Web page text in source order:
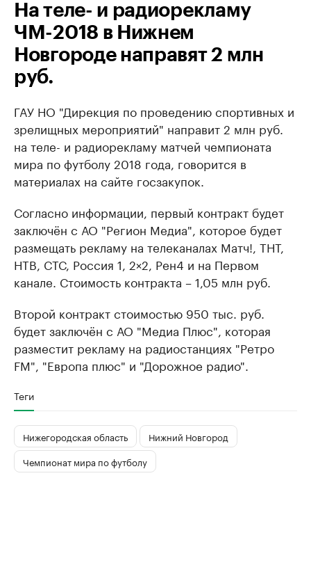
На теле- и радиорекламу
ЧМ-2018 в Нижнем
Новгороде направят 2 млн
руб.
ГАУ НО "Дирекция по проведению спортивных и
зрелищных мероприятий" направит 2 млн руб.
на теле- и радиорекламу матчей чемпионата
мира по футболу 2018 года, говорится в
материалах на сайте госзакупок.
Согласно информации, первый контракт будет
заключён с АО "Регион Медиа", которое будет
размещать рекламу на телеканалах Матч!, ТНТ,
НТВ, СТС, Россия 1, 2×2, Рен4 и на Первом
канале. Стоимость контракта – 1,05 млн руб.
Второй контракт стоимостью 950 тыс. руб.
будет заключён с АО "Медиа Плюс", которая
разместит рекламу на радиостанциях "Ретро
FM", "Европа плюс" и "Дорожное радио".
Теги
Нижегородская область
Нижний Новгород
Чемпионат мира по футболу